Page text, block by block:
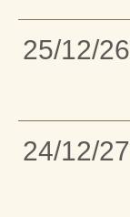
25/12/26
24/12/27